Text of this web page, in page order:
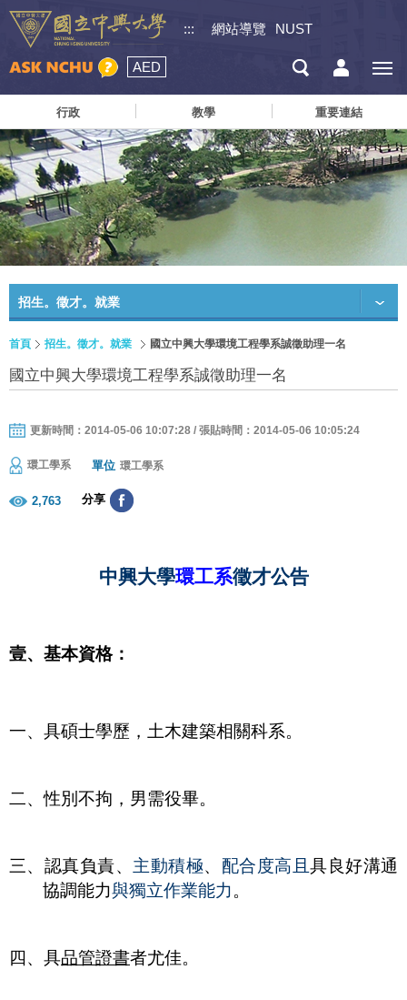
::: 網站導覽 NUST
AED
行政 教學 重要連結
招生。徵才。就業
首頁 招生。徵才。就業 國立中興大學環境工程學系誠徵助理一名
國立中興大學環境工程學系誠徵助理一名
更新時間：2014-05-06 10:07:28 / 張貼時間：2014-05-06 10:05:24
環工學系 單位 環工學系
2,763 分享
中興大學環工系徵才公告
壹、基本資格：
一、具碩士學歷，土木建築相關科系。
二、性別不拘，男需役畢。
三、認真負責、 主動積極、 配合度高且具良好溝通
協調能力與獨立作業能力。
四、具品管證書者尤佳。